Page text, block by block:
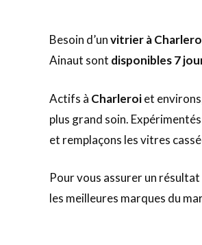
Besoin d’unvitrier à
Ainaut sont disponibles 7
Actifs à Charleroiet
plus grand soin.
et remplaçons les vitres
Pour vous assurer un
les meilleures marques du